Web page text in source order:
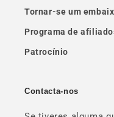
Tornar-se um
Programa de
Patrocínio
Contacta-nos